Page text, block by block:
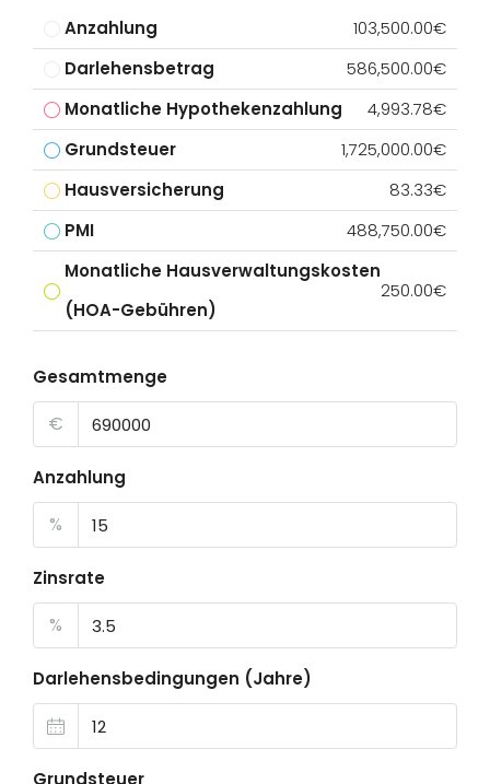
Anzahlung
103,500.00€
Darlehensbetrag
586,500.00€
Monatliche Hypothekenzahlung
4,993.78€
Grundsteuer
1,725,000.00€
Hausversicherung
83.33€
PMI
488,750.00€
Monatliche Hausverwaltungskosten
(HOA-Gebühren)
250.00€
Gesamtmenge
€
Anzahlung
%
Zinsrate
%
Darlehensbedingungen (Jahre)
Grundsteuer